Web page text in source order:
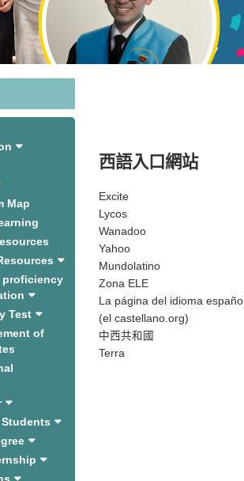
Map
proficiency
Test
of
Students
西語入口網站
Excite
Lycos
Wanadoo
Yahoo
Mundolatino
Zona ELE
La página del idioma español
(el castellano.org)
中西共和國
Terra